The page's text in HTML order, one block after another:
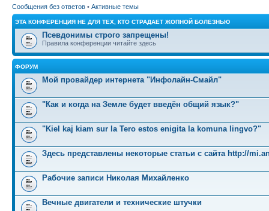
Сообщения без ответов • Активные темы
ЭТА КОНФЕРЕНЦИЯ НЕ ДЛЯ ТЕХ, КТО СТРАДАЕТ ЖОПНОЙ БОЛЕЗНЬЮ
Псевдонимы строго запрещены!
Правила конференции читайте здесь
ФОРУМ
Мой провайдер интернета "Инфолайн-Смайл"
"Как и когда на Земле будет введён общий язык?"
"Kiel kaj kiam sur la Tero estos enigita la komuna lingvo?"
Здесь представлены некоторые статьи с сайта http://
Рабочие записи Николая Михайленко
Вечные двигатели и технические штучки